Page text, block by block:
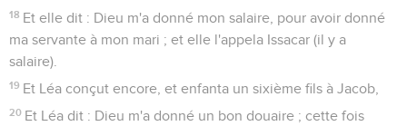
18 Et elle dit : Dieu m'a donné mon salaire, pour avoir donné
ma servante à mon mari ; et elle l'appela Issacar (il y a
salaire).
19 Et Léa conçut encore, et enfanta un sixième fils à Jacob,
20 Et Léa dit : Dieu m'a donné un bon douaire ; cette fois